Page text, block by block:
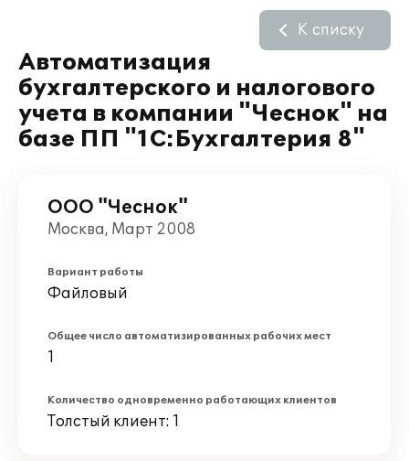
Автоматизация
бухгалтерского и налогового
учета в компании "Чеснок" на
базе ПП "1С:Бухгалтерия 8"
К списку
ООО "Чеснок"
Москва, Март 2008
Вариант работы
Файловый
Общее число автоматизированных рабочих мест
1
Количество одновременно работающих клиентов
Толстый клиент: 1